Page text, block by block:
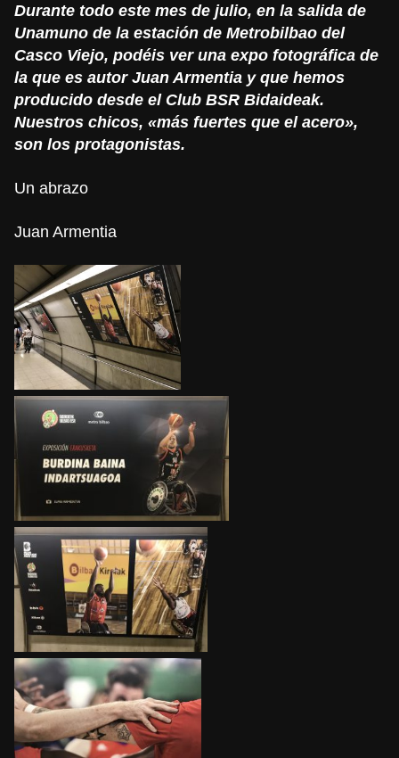
Durante todo este mes de julio, en la salida de
Unamuno de la estación de Metrobilbao del
Casco Viejo, podéis ver una expo fotográfica de
la que es autor Juan Armentia y que hemos
producido desde el Club BSR Bidaideak.
Nuestros chicos, «más fuertes que el acero»,
son los protagonistas.
Un abrazo
Juan Armentia